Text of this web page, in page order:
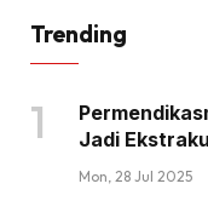
Trending
Jadi
Mon, 28 Jul 2025